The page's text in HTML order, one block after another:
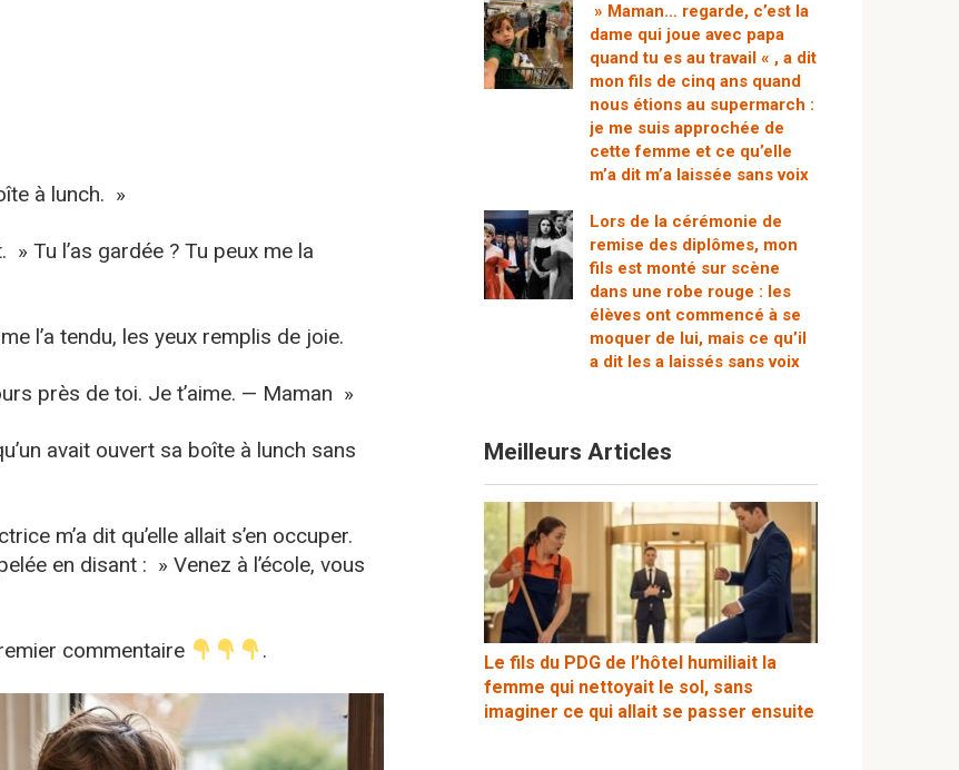
à lunch. »
» Tu l’as gardée ? Tu peux me la
l’a tendu, les yeux remplis de joie.
près de toi. Je t’aime. — Maman »
avait ouvert sa boîte à lunch sans
m’a dit qu’elle allait s’en occuper.
en disant : » Venez à l’école, vous
commentaire .
» Maman… regarde, c’est la
dame qui joue avec papa
quand tu es au travail « , a dit
mon fils de cinq ans quand
nous étions au supermarch :
je me suis approchée de
cette femme et ce qu’elle
m’a dit m’a laissée sans voix
Lors de la cérémonie de
remise des diplômes, mon
fils est monté sur scène
dans une robe rouge : les
élèves ont commencé à se
moquer de lui, mais ce qu’il
a dit les a laissés sans voix
Meilleurs Articles
Le fils du PDG de l’hôtel humiliait la
femme qui nettoyait le sol, sans
imaginer ce qui allait se passer ensuite